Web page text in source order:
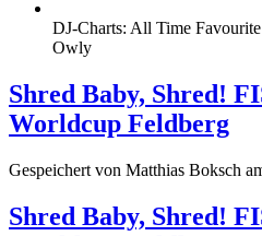
DJ-Charts: All Time
Owly
Shred Baby, Shred!
Worldcup Feldberg
Gespeichert von Matthias Boksch
Shred Baby, Shred!